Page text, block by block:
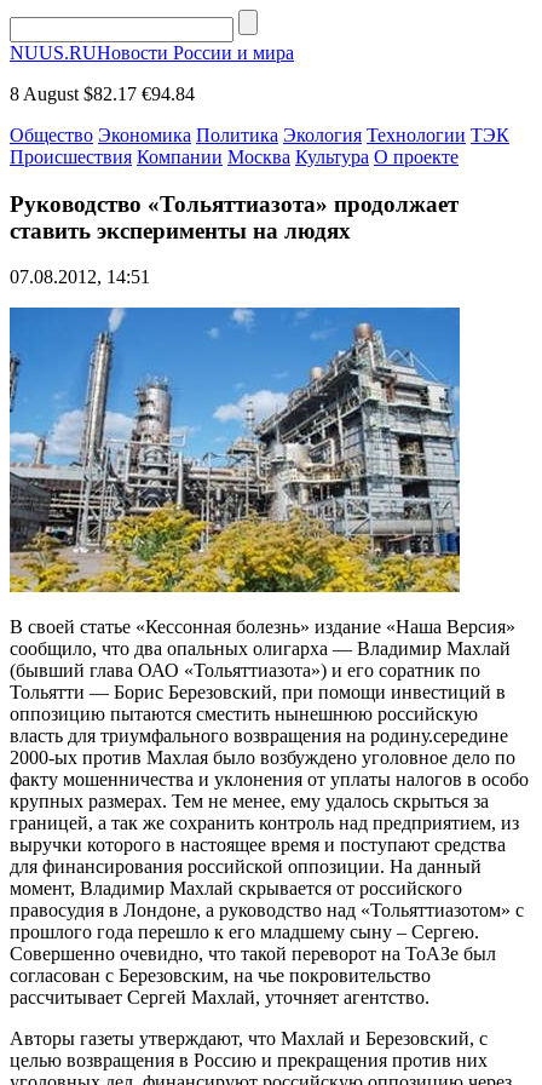
NUUS.RUНовости России и мира
8 August $82.17 €94.84
Общество Экономика Политика Экология Технологии ТЭК
Происшествия Компании Москва Культура О проекте
Руководство «Тольяттиазота» продолжает
ставить эксперименты на людях
07.08.2012, 14:51
В своей статье «Кессонная болезнь» издание «Наша Версия»
сообщило, что два опальных олигарха — Владимир Махлай
(бывший глава ОАО «Тольяттиазота») и его соратник по
Тольятти — Борис Березовский, при помощи инвестиций в
оппозицию пытаются сместить нынешнюю российскую
власть для триумфального возвращения на родину.середине
2000-ых против Махлая было возбуждено уголовное дело по
факту мошенничества и уклонения от уплаты налогов в особо
крупных размерах. Тем не менее, ему удалось скрыться за
границей, а так же сохранить контроль над предприятием, из
выручки которого в настоящее время и поступают средства
для финансирования российской оппозиции. На данный
момент, Владимир Махлай скрывается от российского
правосудия в Лондоне, а руководство над «Тольяттиазотом» с
прошлого года перешло к его младшему сыну – Сергею.
Совершенно очевидно, что такой переворот на ТоАЗе был
согласован с Березовским, на чье покровительство
рассчитывает Сергей Махлай, уточняет агентство.
Авторы газеты утверждают, что Махлай и Березовский, с
целью возвращения в Россию и прекращения против них